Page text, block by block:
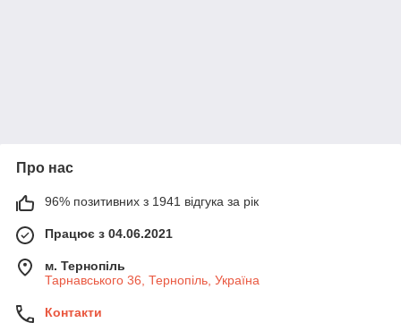
Про нас
96% позитивних з 1941 відгука за рік
Працює з 04.06.2021
м. Тернопіль
Тарнавського 36, Тернопіль, Україна
Контакти